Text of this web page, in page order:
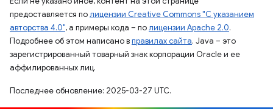
предоставляется полицензии Creative Commons "С указанием
авторства 4.0", а примеры кода – полицензии Apache 2.0.
Подробнее об этом написано вправилах сайта. Java – это
зарегистрированный товарный знак корпорации Oracle и ее
аффилированных лиц.
Последнее обновление: 2025-03-27 UTC.